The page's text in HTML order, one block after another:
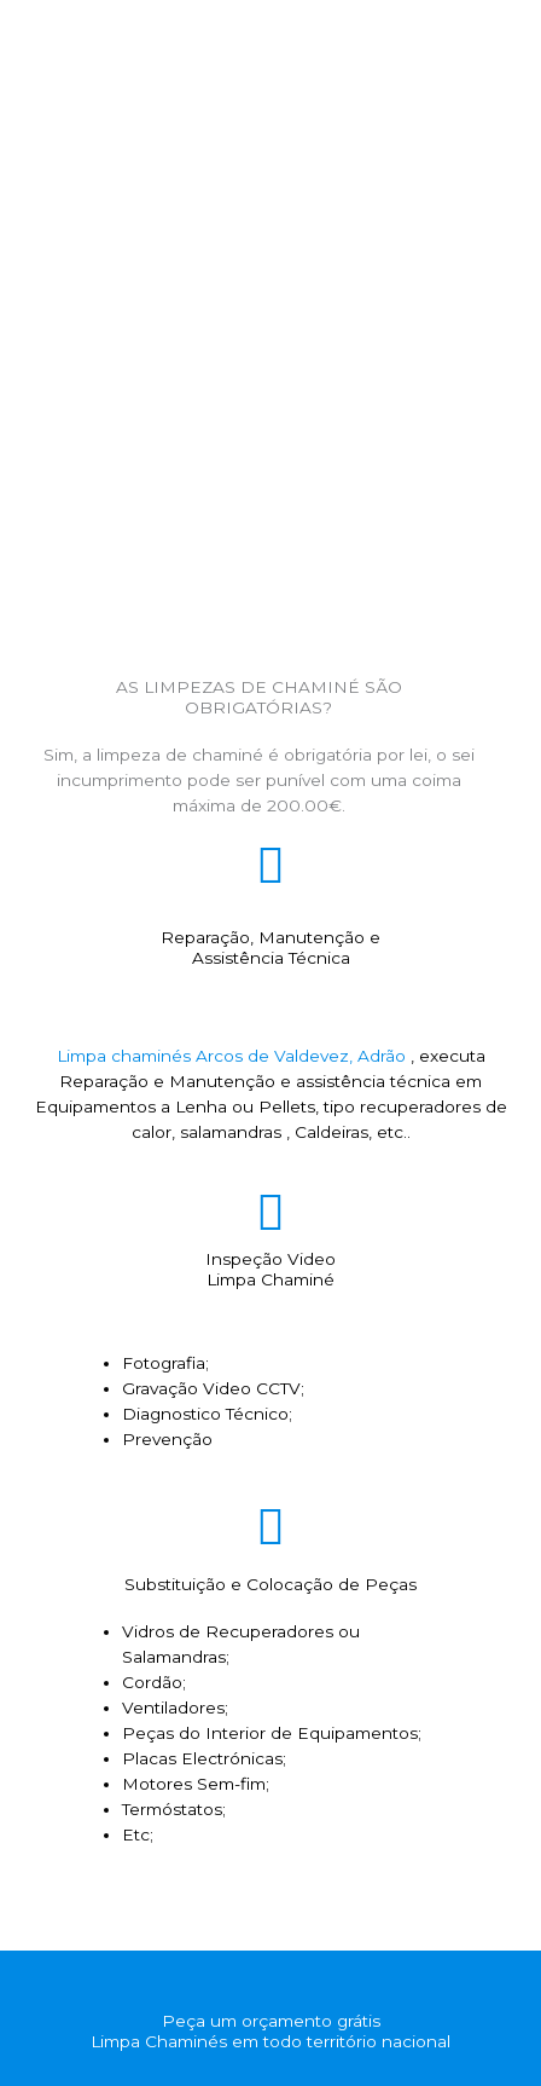
AS LIMPEZAS DE CHAMINÉ SÃO
OBRIGATÓRIAS?
Sim, a limpeza de chaminé é obrigatória por lei, o sei
incumprimento pode ser punível com uma coima
máxima de 200.00€.
Reparação, Manutenção e
Assistência Técnica
Limpa chaminés Arcos de Valdevez, Adrão , executa
Reparação e Manutenção e assistência técnica em
Equipamentos a Lenha ou Pellets, tipo recuperadores de
calor, salamandras , Caldeiras, etc..
Inspeção Video
Limpa Chaminé
Fotografia;
Gravação Video CCTV;
Diagnostico Técnico;
Prevenção
Substituição e Colocação de Peças
Vidros de Recuperadores ou
Salamandras;
Cordão;
Ventiladores;
Peças do Interior de Equipamentos;
Placas Electrónicas;
Motores Sem-fim;
Termóstatos;
Etc;
Peça um orçamento grátis
Limpa Chaminés em todo território nacional